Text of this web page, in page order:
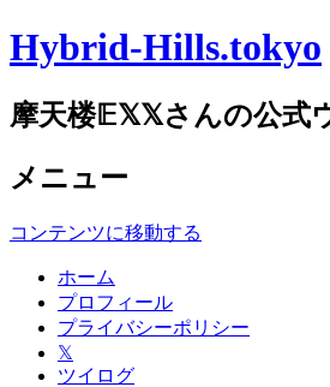
Hybrid-Hills.tokyo
摩天楼𝔼𝕏𝕏さんの公式
メニュー
コンテンツに移動する
ホーム
プロフィール
プライバシーポリシー
𝕏
ツイログ